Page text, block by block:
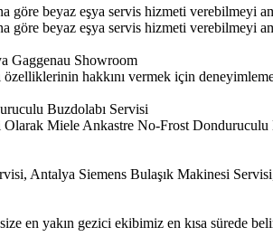
göre beyaz eşya servis hizmeti verebilmeyi
göre beyaz eşya servis hizmeti verebilmeyi
Gaggenau Showroom
özelliklerinin hakkını vermek için
Buzdolabı Servisi
Miele Ankastre No-Frost
Antalya Siemens Bulaşık Makinesi
en yakın gezici ekibimiz en kısa sürede